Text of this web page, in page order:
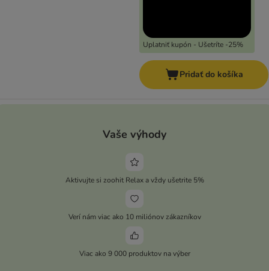
Uplatniť kupón - Ušetríte -25%
Pridať do košíka
Vaše výhody
Aktivujte si zoohit Relax a vždy ušetrite 5%
Verí nám viac ako 10 miliónov zákazníkov
Viac ako 9 000 produktov na výber